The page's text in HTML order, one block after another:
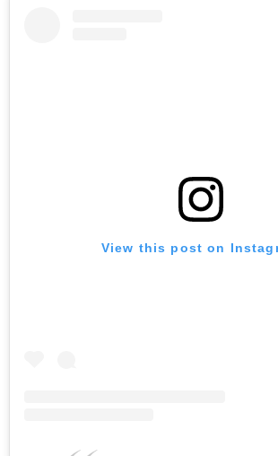
View this post on